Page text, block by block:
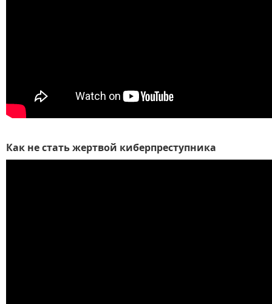
Как не стать жертвой киберпреступника